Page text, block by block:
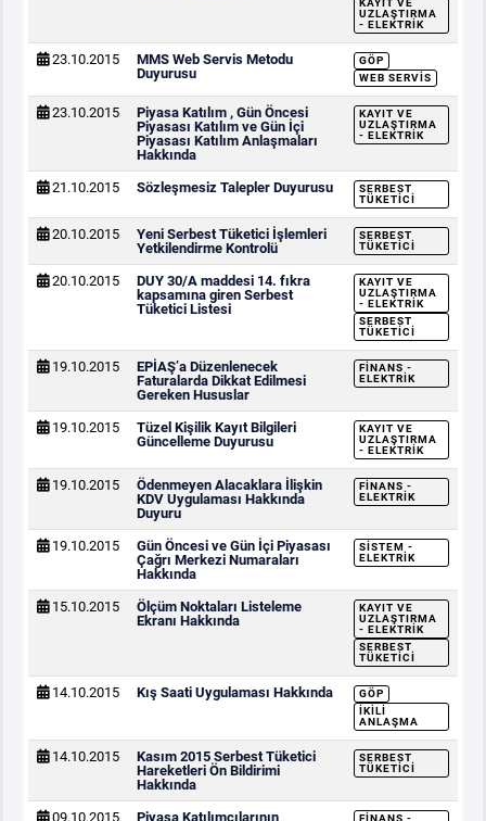
KAYIT VE
UZLAŞTIRMA
- ELEKTRIK
23.10.2015
MMS Web Servis Metodu
Duyurusu
GÖP
WEB SERVIS
23.10.2015
Piyasa Katılım , Gün Öncesi
Piyasası Katılım ve Gün İçi
Piyasası Katılım Anlaşmaları
Hakkında
KAYIT VE
UZLAŞTIRMA
- ELEKTRIK
21.10.2015 Sözleşmesiz Talepler Duyurusu
SERBEST
TÜKETICI
20.10.2015
Yeni Serbest Tüketici İşlemleri
Yetkilendirme Kontrolü
SERBEST
TÜKETICI
20.10.2015
DUY 30/A maddesi 14. fıkra
kapsamına giren Serbest
Tüketici Listesi
KAYIT VE
UZLAŞTIRMA
- ELEKTRIK
SERBEST
TÜKETICI
19.10.2015
EPİAŞ’a Düzenlenecek
Faturalarda Dikkat Edilmesi
Gereken Hususlar
FINANS -
ELEKTRIK
19.10.2015
Tüzel Kişilik Kayıt Bilgileri
Güncelleme Duyurusu
KAYIT VE
UZLAŞTIRMA
- ELEKTRIK
19.10.2015
Ödenmeyen Alacaklara İlişkin
KDV Uygulaması Hakkında
Duyuru
FINANS -
ELEKTRIK
19.10.2015
Gün Öncesi ve Gün İçi Piyasası
Çağrı Merkezi Numaraları
Hakkında
SISTEM -
ELEKTRIK
15.10.2015
Ölçüm Noktaları Listeleme
Ekranı Hakkında
KAYIT VE
UZLAŞTIRMA
- ELEKTRIK
SERBEST
TÜKETICI
14.10.2015 Kış Saati Uygulaması Hakkında
GÖP
İKILI
ANLAŞMA
14.10.2015
Kasım 2015 Serbest Tüketici
Hareketleri Ön Bildirimi
Hakkında
SERBEST
TÜKETICI
09.10.2015 Piyasa Katılımcılarının FINANS -